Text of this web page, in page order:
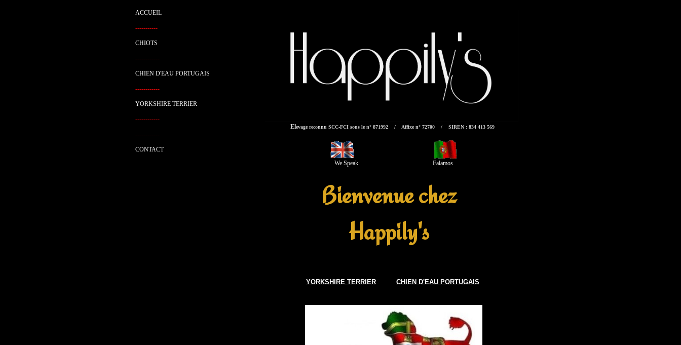
ACCUEIL
-----------
CHIOTS
------------
CHIEN D'EAU PORTUGAIS
------------
YORKSHIRE TERRIER
------------
------------
CONTACT
Elevage reconnu SCC-FCI sous le n° 871992 / Affixe n° 72700 / SIREN : 834 413 569
We Speak Falamos
Bienvenue chez
Happily's
YORKSHIRE TERRIER CHIEN D'EAU PORTUGAIS